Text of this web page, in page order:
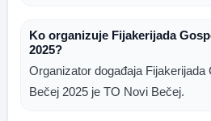
Ko organizuje Fijakerijada
2025?
Organizator događaja
Bečej 2025 je TO Novi Bečej.